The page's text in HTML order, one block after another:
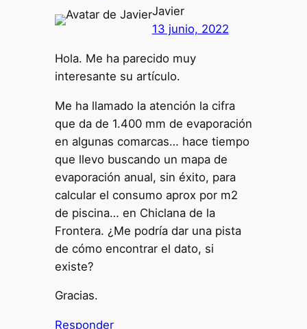
Javier
13 junio, 2022
Hola. Me ha parecido muy
interesante su artículo.
Me ha llamado la atención la cifra
que da de 1.400 mm de evaporación
en algunas comarcas… hace tiempo
que llevo buscando un mapa de
evaporación anual, sin éxito, para
calcular el consumo aprox por m2
de piscina… en Chiclana de la
Frontera. ¿Me podría dar una pista
de cómo encontrar el dato, si
existe?
Gracias.
Responder